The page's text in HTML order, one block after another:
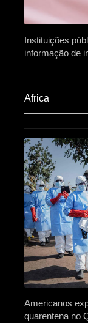
Instituições
informação de
Africa​
Americanos
quarentena no